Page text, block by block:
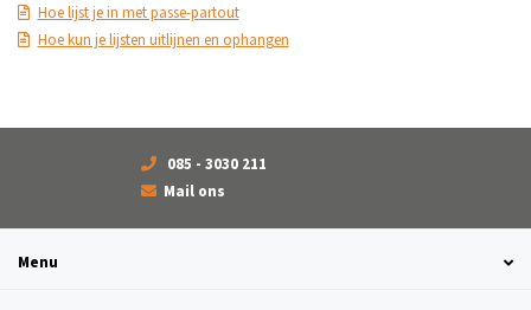
Hoe lijst je in met passe-partout
Hoe kun je lijsten uitlijnen en ophangen
085 - 3030 211
Mail ons
Menu